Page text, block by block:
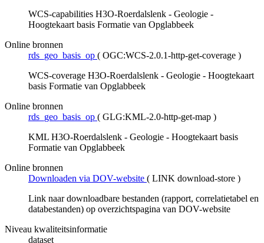
WCS-capabilities H3O-Roerdalslenk - Geologie -
Hoogtekaart basis Formatie van Opglabbeek
Online bronnen
rds_geo_basis_op ( OGC:WCS-2.0.1-http-get-coverage )
WCS-coverage H3O-Roerdalslenk - Geologie - Hoogtekaart
basis Formatie van Opglabbeek
Online bronnen
rds_geo_basis_op ( GLG:KML-2.0-http-get-map )
KML H3O-Roerdalslenk - Geologie - Hoogtekaart basis
Formatie van Opglabbeek
Online bronnen
Downloaden via DOV-website ( LINK download-store )
Link naar downloadbare bestanden (rapport, correlatietabel en
databestanden) op overzichtspagina van DOV-website
Niveau kwaliteitsinformatie
dataset